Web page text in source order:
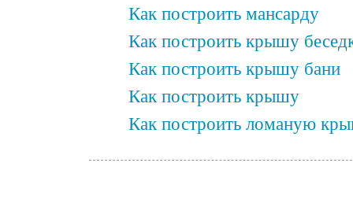
Как построить мансарду
Как построить крышу
Как построить крышу бани
Как построить крышу
Как построить ломаную